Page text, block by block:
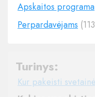
Apskaitos programa
Perpardavėjams
Turinys:
Kur pakeisti